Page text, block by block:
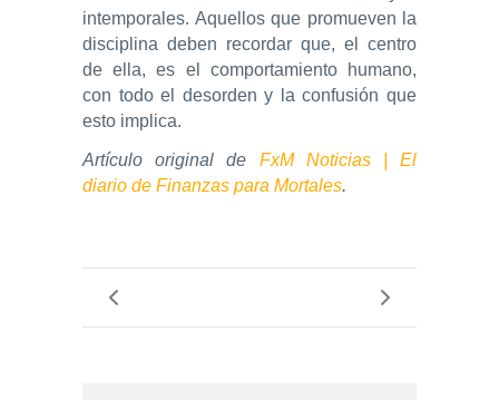
intemporales. Aquellos que promueven la
disciplina deben recordar que, el centro
de ella, es el comportamiento humano,
con todo el desorden y la confusión que
esto implica.
Artículo original de FxM Noticias | El
diario de Finanzas para Mortales.